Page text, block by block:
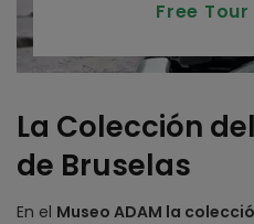
Free
La Colección
de Bruselas
En el Museo ADAM la